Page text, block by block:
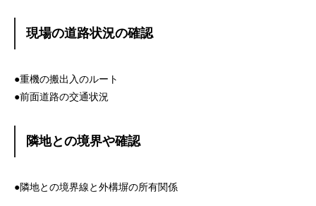
現場の道路状況の確認
●重機の搬出入のルート
●前面道路の交通状況
隣地との境界や確認
●隣地との境界線と外構塀の所有関係